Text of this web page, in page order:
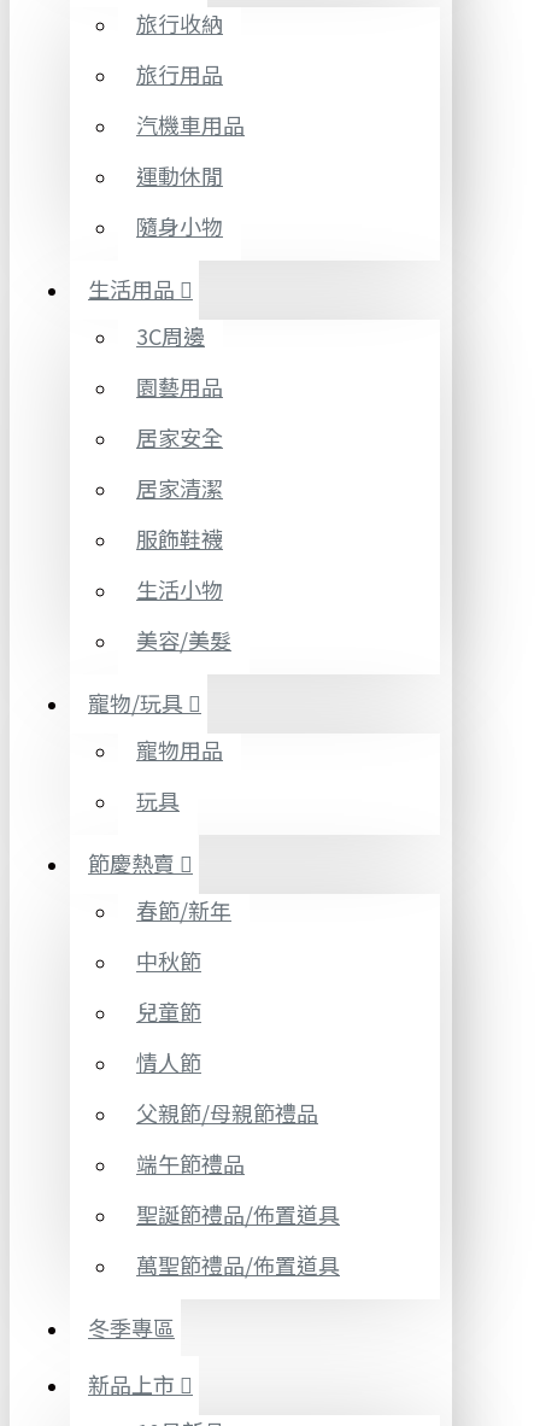
旅行收納
旅行用品
汽機車用品
運動休閒
隨身小物
生活用品
3C周邊
園藝用品
居家安全
居家清潔
服飾鞋襪
生活小物
美容/美髮
寵物/玩具
寵物用品
玩具
節慶熱賣
春節/新年
中秋節
兒童節
情人節
父親節/母親節禮品
端午節禮品
聖誕節禮品/佈置道具
萬聖節禮品/佈置道具
冬季專區
新品上市